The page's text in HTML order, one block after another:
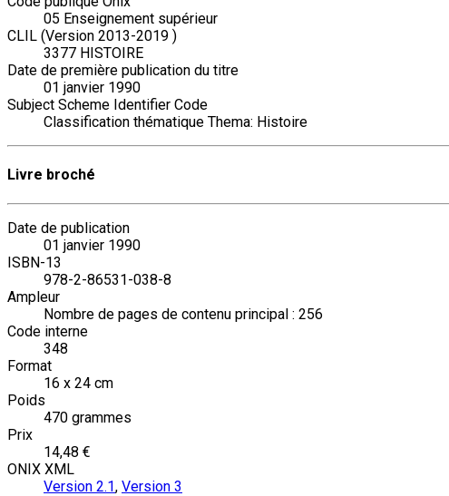
05 Enseignement supérieur
CLIL (Version 2013-2019 )
3377 HISTOIRE
Date de première publication du titre
01 janvier 1990
Subject Scheme Identifier Code
Classification thématique Thema: Histoire
Livre broché
Date de publication
01 janvier 1990
ISBN-13
978-2-86531-038-8
Ampleur
Nombre de pages de contenu principal : 256
Code interne
348
Format
16 x 24 cm
Poids
470 grammes
Prix
14,48 €
ONIX XML
Version 2.1, Version 3